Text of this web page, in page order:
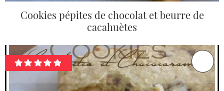
Cookies pépites de chocolat et beurre de
cacahuètes